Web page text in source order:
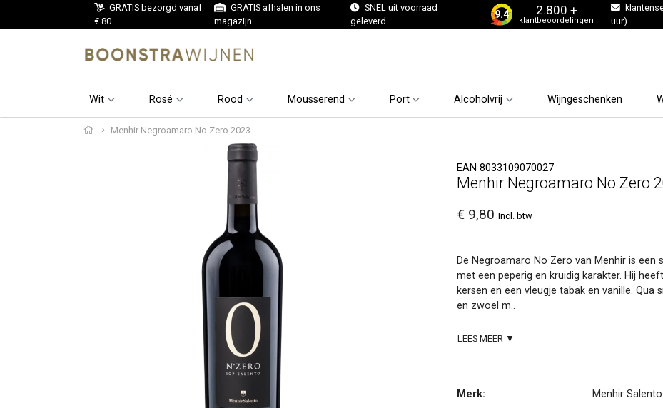
GRATIS bezorgd vanaf
€ 80
GRATIS afhalen in ons
magazijn
SNEL uit voorraad
geleverd
9.4 2.800 +
klantbeoordelingen
uur)
Wit Rosé Rood Mousserend Port Alcoholvrij Wijngeschenken
Menhir Negroamaro No Zero 2023
EAN 8033109070027
Menhir Negroamaro No Zero
€ 9,80 Incl. btw
De Negroamaro No Zero van Menhir is een
met een peperig en kruidig karakter. Hij
kersen en een vleugje tabak en vanille. Qua
en zwoel m..
LEES MEER ▼
Merk:
Menhir Salento